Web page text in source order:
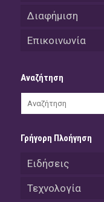
Διαφήμιση
Επικοινωνία
Αναζήτηση
Γρήγορη Πλοήγηση
Ειδήσεις
Τεχνολογία